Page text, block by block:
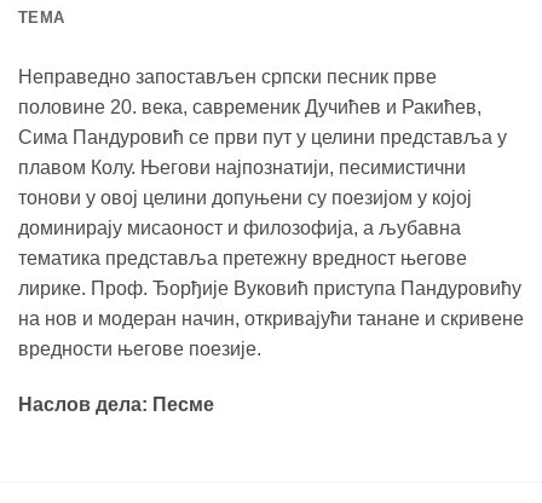
TEМА
Неправедно запостављен српски песник прве
половине 20. века, савременик Дучићев и Ракићев,
Сима Пандуровић се први пут у целини представља у
плавом Колу. Његови најпознатији, песимистични
тонови у овој целини допуњени су поезијом у којој
доминирају мисаоност и филозофија, а љубавна
тематика представља претежну вредност његове
лирике. Проф. Ђорђије Вуковић приступа Пандуровићу
на нов и модеран начин, откривајући танане и скривене
вредности његове поезије.
Наслов дела: Песме